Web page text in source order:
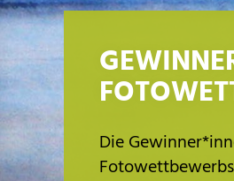
Die
maximaler Kontrast